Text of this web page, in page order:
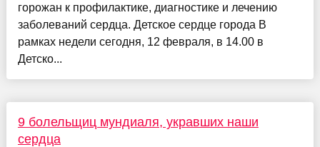
горожан к профилактике, диагностике и лечению
заболеваний сердца. Детское сердце города В
рамках недели сегодня, 12 февраля, в 14.00 в
Детско...
9 болельщиц мундиаля, укравших наши
сердца